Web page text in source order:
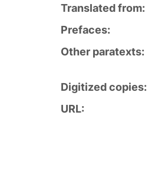
Translated from:
Prefaces:
Other paratexts:
Digitized copies:
URL: